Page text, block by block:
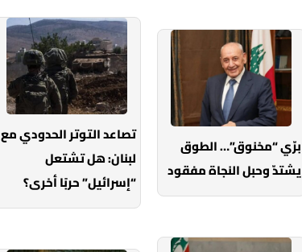
برّي “مخنوق”… الطوق
يشتدّ وحبل النجاة مفقود
تصاعد التوتر الحدودي مع
لبنان: هل تشتعل
“إسرائيل” حربًا أخرى؟